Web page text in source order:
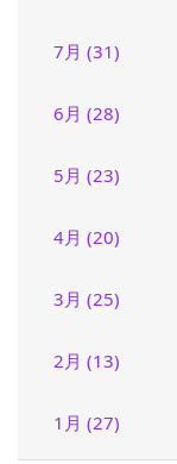
7月 (31)
6月 (28)
5月 (23)
4月 (20)
3月 (25)
2月 (13)
1月 (27)